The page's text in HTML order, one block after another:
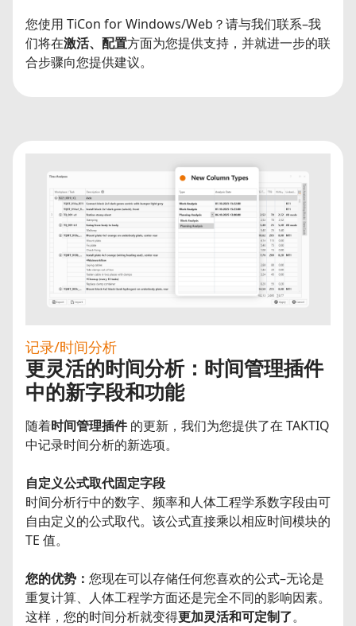
您使用 TiCon for Windows/Web？请与我们联系–我
们将在激活、配置方面为您提供支持，并就进一步的联
合步骤向您提供建议。
记录/时间分析
更灵活的时间分析：时间管理插件
中的新字段和功能
随着时间管理插件的更新，我们为您提供了在 TAKTIQ
中记录时间分析的新选项。
自定义公式取代固定字段
时间分析行中的数字、频率和人体工程学系数字段由可
自由定义的公式取代。该公式直接乘以相应时间模块的
TE 值。
您的优势： 您现在可以存储任何您喜欢的公式–无论是
重复计算、人体工程学方面还是完全不同的影响因素。
这样，您的时间分析就变得更加灵活和可定制了。